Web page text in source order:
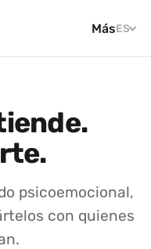
MásES
psicoemocional,
con quienes